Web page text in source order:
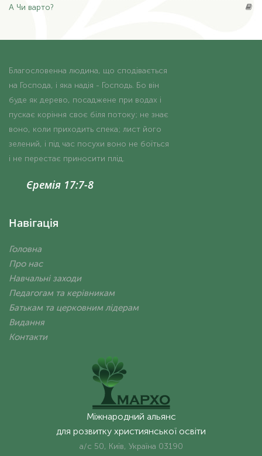
А Чи варто?
Благословенна людина, що сподівається
на Господа, і яка надія - Господь. Бо він
буде як дерево, посаджене при водах і
пускає коріння своє біля потоку; не знає
воно, коли приходить спека; лист його
зелений, і під час посухи воно не боїться
і не перестає приносити плід.
Єремія 17:7-8
Навігація
Головна
Про нас
Навчальні заходи
Педагогам та керівникам
Батькам та церковним лідерам
Видання
Контакти
Міжнародний альянс
для розвитку християнської освіти
а/с 50, Київ, Україна 03190